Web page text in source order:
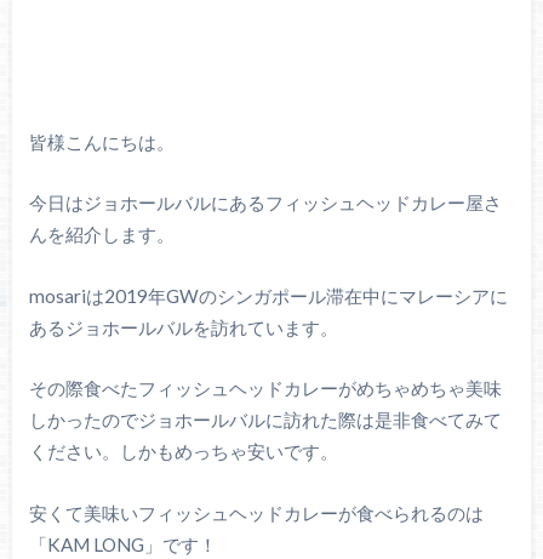
皆様こんにちは。
今日はジョホールバルにあるフィッシュヘッドカレー屋さ
んを紹介します。
mosariは2019年GWのシンガポール滞在中にマレーシアに
あるジョホールバルを訪れています。
その際食べたフィッシュヘッドカレーがめちゃめちゃ美味
しかったのでジョホールバルに訪れた際は是非食べてみて
ください。しかもめっちゃ安いです。
安くて美味いフィッシュヘッドカレーが食べられるのは
「KAM LONG」です！